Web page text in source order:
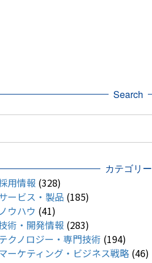
Search
カテゴリー
用情報 (328)
ービス・製品 (185)
ウハウ (41)
術・開発情報 (283)
クノロジー・専門技術 (194)
ーケティング・ビジネス戦略 (46)